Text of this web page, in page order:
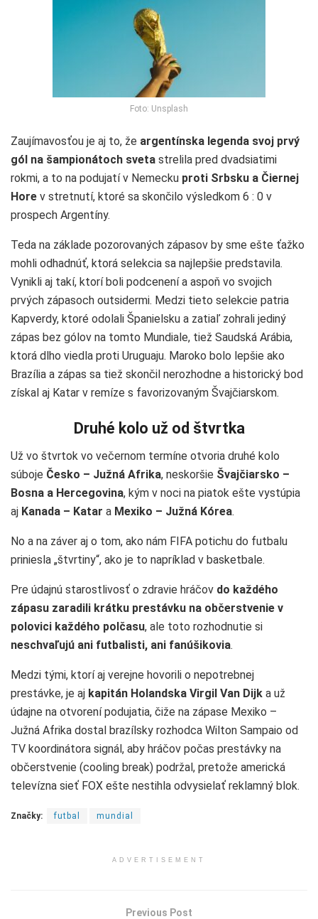
Foto: Unsplash
Zaujímavosťou je aj to, že argentínska legenda svoj prvý
gól na šampionátoch sveta strelila pred dvadsiatimi
rokmi, a to na podujatí v Nemecku proti Srbsku a Čiernej
Hore v stretnutí, ktoré sa skončilo výsledkom 6 : 0 v
prospech Argentíny.
Teda na základe pozorovaných zápasov by sme ešte ťažko
mohli odhadnúť, ktorá selekcia sa najlepšie predstavila.
Vynikli aj takí, ktorí boli podcenení a aspoň vo svojich
prvých zápasoch outsidermi. Medzi tieto selekcie patria
Kapverdy, ktoré odolali Španielsku a zatiaľ zohrali jediný
zápas bez gólov na tomto Mundiale, tiež Saudská Arábia,
ktorá dlho viedla proti Uruguaju. Maroko bolo lepšie ako
Brazília a zápas sa tiež skončil nerozhodne a historický bod
získal aj Katar v remíze s favorizovaným Švajčiarskom.
Druhé kolo už od štvrtka
Už vo štvrtok vo večernom termíne otvoria druhé kolo
súboje Česko – Južná Afrika, neskoršie Švajčiarsko –
Bosna a Hercegovina, kým v noci na piatok ešte vystúpia
aj Kanada – Katar a Mexiko – Južná Kórea.
No a na záver aj o tom, ako nám FIFA potichu do futbalu
priniesla „štvrtiny“, ako je to napríklad v basketbale.
Pre údajnú starostlivosť o zdravie hráčov do každého
zápasu zaradili krátku prestávku na občerstvenie v
polovici každého polčasu, ale toto rozhodnutie si
neschvaľujú ani futbalisti, ani fanúšikovia.
Medzi tými, ktorí aj verejne hovorili o nepotrebnej
prestávke, je aj kapitán Holandska Virgil Van Dijk a už
údajne na otvorení podujatia, čiže na zápase Mexiko –
Južná Afrika dostal brazílsky rozhodca Wilton Sampaio od
TV koordinátora signál, aby hráčov počas prestávky na
občerstvenie (cooling break) podržal, pretože americká
televízna sieť FOX ešte nestihla odvysielať reklamný blok.
Značky: futbal mundial
ADVERTISEMENT
Previous Post